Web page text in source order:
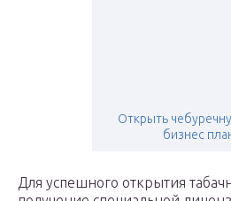
Открыть
бизнес
Для успешного открытия